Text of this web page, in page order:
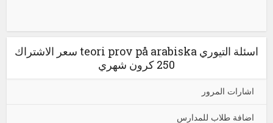
اسئلة التيوري teori prov på arabiska سعر الاشتراك
250 كرون شهري
اشارات المرور
اضافة طلاب للمدارس